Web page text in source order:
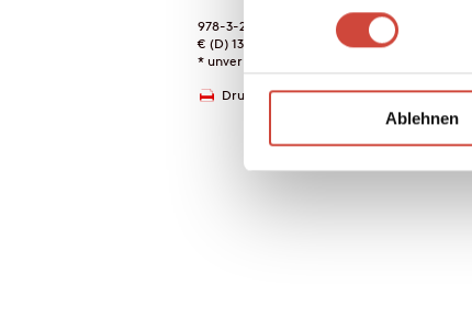
Ablehnen
978-3-257-60722-2
€ (D) 13.99 / sFr 18.00* / € (A) 13.99
* unverb. Preisempfehlung
Drucken